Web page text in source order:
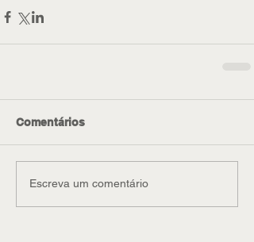
Comentários
Escreva um comentário